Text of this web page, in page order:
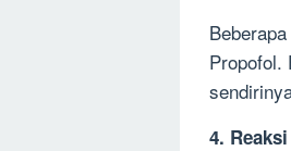
Propofol.
4.